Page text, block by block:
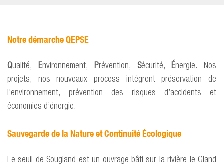
Notre démarche QEPSE
Qualité, Environnement,Prévention, Sécurité,Énergie. Nos
projets, nos nouveaux process intègrent préservation de
l’environnement, prévention des risques d’accidents et
économies d’énergie.
Sauvegarde de la Nature et Continuité Écologique
Le seuil de Sougland est un ouvrage bâti sur la rivière le Gland